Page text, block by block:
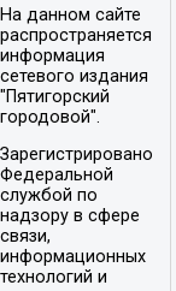
На данном сайте
распространяется
информация
сетевого издания
"Пятигорский
городовой".
Зарегистрировано
Федеральной
службой по
надзору в сфере
связи,
информационных
технологий и